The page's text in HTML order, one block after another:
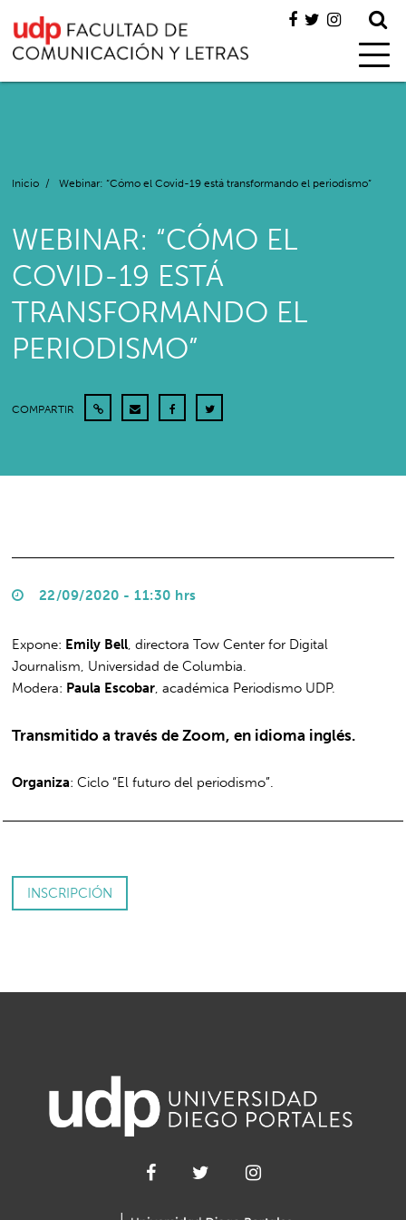
Inicio / Webinar: “Cómo el Covid-19 está transformando el periodismo”
WEBINAR: “CÓMO EL
COVID-19 ESTÁ
TRANSFORMANDO EL
PERIODISMO”
COMPARTIR
22/09/2020 - 11:30 hrs
Expone: Emily Bell, directora Tow Center for Digital
Journalism, Universidad de Columbia.
Modera: Paula Escobar, académica Periodismo UDP.
Transmitido a través de Zoom, en idioma inglés.
Organiza: Ciclo “El futuro del periodismo”.
INSCRIPCIÓN